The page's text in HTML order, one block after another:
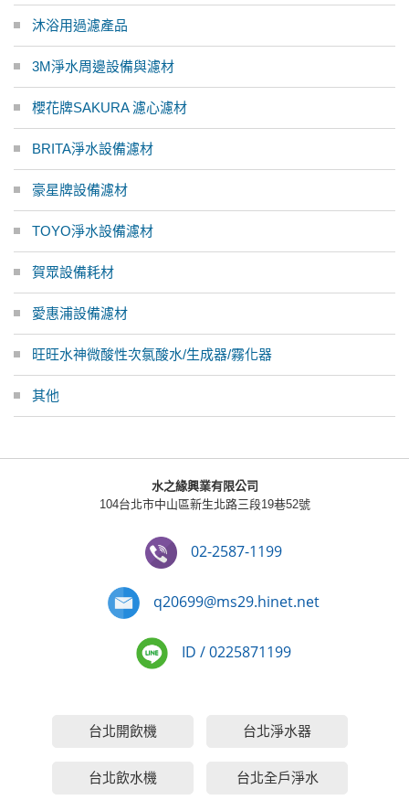
沐浴用過濾產品
3M淨水周邊設備與濾材
櫻花牌SAKURA 濾心濾材
BRITA淨水設備濾材
豪星牌設備濾材
TOYO淨水設備濾材
賀眾設備耗材
愛惠浦設備濾材
旺旺水神微酸性次氯酸水/生成器/霧化器
其他
水之緣興業有限公司
104台北市中山區新生北路三段19巷52號
02-2587-1199
q20699@ms29.hinet.net
ID / 0225871199
台北開飲機 台北淨水器
台北飲水機 台北全戶淨水